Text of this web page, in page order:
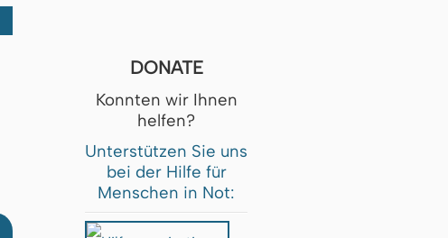
DONATE
Konnten wir Ihnen
helfen?
Unterstützen Sie uns
bei der Hilfe für
Menschen in Not: